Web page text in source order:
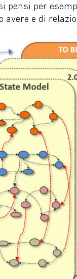
pensi per
avere e di